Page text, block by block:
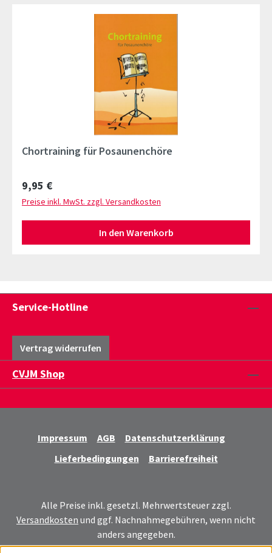
Chortraining für Posaunenchöre
Regulärer Preis:
9,95 €
Preise inkl. MwSt. zzgl. Versandkosten
In den Warenkorb
Service-Hotline
Vertrag widerrufen
CVJM Shop
Impressum AGB
Datenschutzerklärung
Lieferbedingungen
Barrierefreiheit
Alle Preise inkl. gesetzl. Mehrwertsteuer zzgl.
Versandkosten und ggf. Nachnahmegebühren, wenn nicht
anders angegeben.